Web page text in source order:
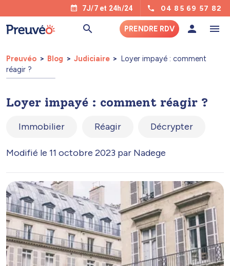
7J/7 et 24h/24 04 85 69 57 82
PRENDRE RDV
Preuvéo Blog Judiciaire
Loyer impayé : comment
réagir ?
Loyer impayé : comment réagir ?
Immobilier Réagir Décrypter
Modifié le 11 octobre 2023 par Nadege